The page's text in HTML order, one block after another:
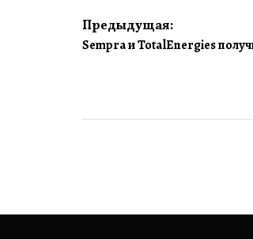
Навигация
Предыдущая:
Sempra и TotalEnergies